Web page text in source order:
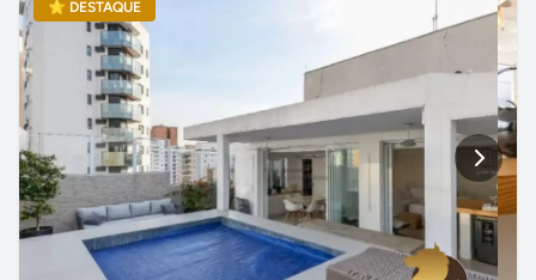
⭐ DESTAQUE